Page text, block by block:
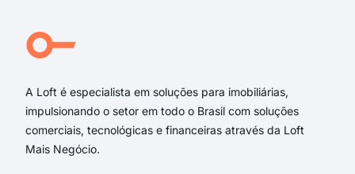
A Loft é especialista em soluções para imobiliárias,
impulsionando o setor em todo o Brasil com soluções
comerciais, tecnológicas e financeiras através da Loft
Mais Negócio.